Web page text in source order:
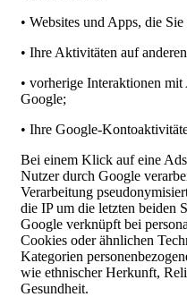
• Websites und Apps, die Sie
• Ihre Aktivitäten auf
• vorherige Interaktionen
Google;
• Ihre Google-
Bei einem Klick auf eine
Nutzer durch Google
Verarbeitung
die IP um die letzten beiden
Google verknüpft bei
Cookies oder ähnlichen
Kategorien
wie ethnischer Herkunft,
Gesundheit.